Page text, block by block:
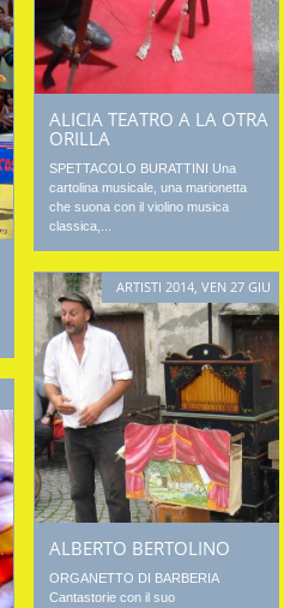
ALICIA TEATRO A LA OTRA
ORILLA
SPETTACOLO BURATTINI Una
cartolina musicale, una marionetta
che suona con il violino musica
classica,...
ARTISTI 2014,VEN 27 GIU
ALBERTO BERTOLINO
ORGANETTO DI BARBERIA
Cantastorie con il suo